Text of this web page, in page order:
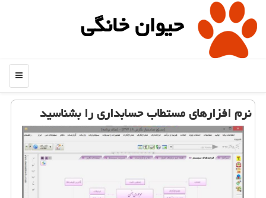
حیوان خانگی
منو
نرم افزارهای مستطاب حسابداری را بشناسید